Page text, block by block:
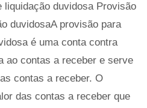
liquidação duvidosa Provisão
duvidosaA provisão para
é uma conta contra
ao contas a receber e serve
contas a receber. O
das contas a receber que